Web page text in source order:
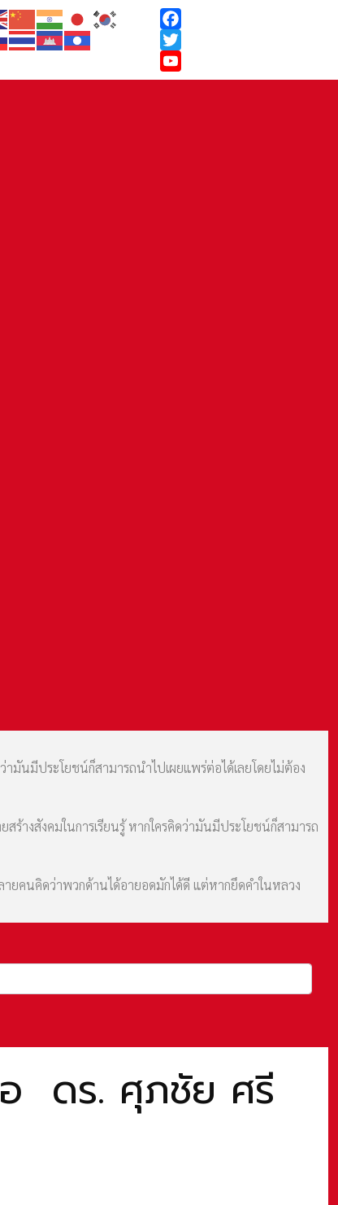
Facebook
Twitter
YouTube
มันมีประโยชน์ก็สามารถนำไปเผยแพร่ต่อได้เลยโดยไม่ต้อง
ร้างสังคมในการเรียนรู้ หากใครคิดว่ามันมีประโยชน์ก็สามารถ
ยคนคิดว่าพวกด้านได้อายอดมักได้ดี แต่หากยึดคำในหลวง
ดร. ศุภชัย ศรี